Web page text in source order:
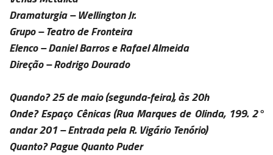
Dramaturgia –Wellington Jr.
Grupo –Teatro de Fronteira
Elenco –Daniel Barros e Rafael Almeida
Direção –Rodrigo Dourado
Quando?25 de maio (segunda-feira), às 20h
Onde?Espaço Cênicas(Rua Marques de Olinda, 199. 2°
andar 201 – Entrada pela R. Vigário Tenório)
Quanto?Pague Quanto Puder